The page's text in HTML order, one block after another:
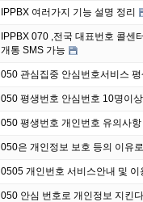
IPPBX 여러가지 기능 설명 정리
IPPBX 070 ,전국 대표번호 콜센
개통 SMS 가능
050 관심집중 안심번호서비스
050 평생번호 안심번호 10명이
050 평생번호 개인번호 유의사항
050은 개인정보 보호 등의 이유
0505 개인번호 서비스안내 및 이
050 안심 번호로 개인정보 지킨다